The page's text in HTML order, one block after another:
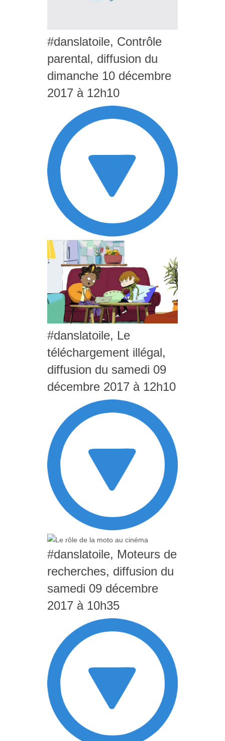
#danslatoile, Contrôle
parental, diffusion du
dimanche 10 décembre
2017 à 12h10
#danslatoile, Le
téléchargement illégal,
diffusion du samedi 09
décembre 2017 à 12h10
#danslatoile, Moteurs de
recherches, diffusion du
samedi 09 décembre
2017 à 10h35